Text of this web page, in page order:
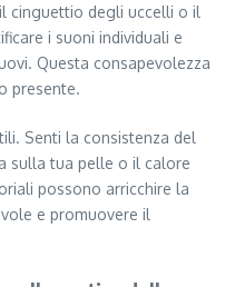
cinguettio degli uccelli o il
i suoni individuali e
Questa consapevolezza
presente.
Senti la consistenza del
sulla tua pelle o il calore
possono arricchire la
e promuovere il